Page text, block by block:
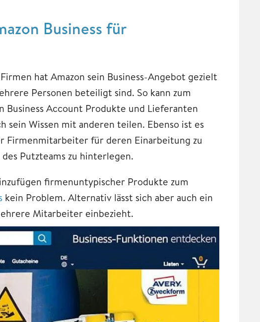
Business für
hat Amazon sein Business-Angebot gezielt
Personen beteiligt sind. So kann zum
Account Produkte und Lieferanten
sein Wissen mit anderen teilen. Ebenso ist es
Firmenmitarbeiter für deren Einarbeitung zu
Putzteams zu hinterlegen.
firmenuntypischer Produkte zum
kein Problem. Alternativ lässt sich aber auch ein
Mitarbeiter einbezieht.